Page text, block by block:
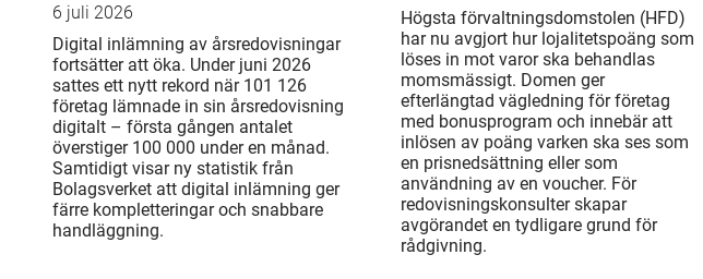
6 juli 2026
Digital inlämning av årsredovisningar
fortsätter att öka. Under juni 2026
sattes ett nytt rekord när 101 126
företag lämnade in sin årsredovisning
digitalt – första gången antalet
överstiger 100 000 under en månad.
Samtidigt visar ny statistik från
Bolagsverket att digital inlämning ger
färre kompletteringar och snabbare
handläggning.
Högsta förvaltningsdomstolen (HFD)
har nu avgjort hur lojalitetspoäng som
löses in mot varor ska behandlas
momsmässigt. Domen ger
efterlängtad vägledning för företag
med bonusprogram och innebär att
inlösen av poäng varken ska ses som
en prisnedsättning eller som
användning av en voucher. För
redovisningskonsulter skapar
avgörandet en tydligare grund för
rådgivning.